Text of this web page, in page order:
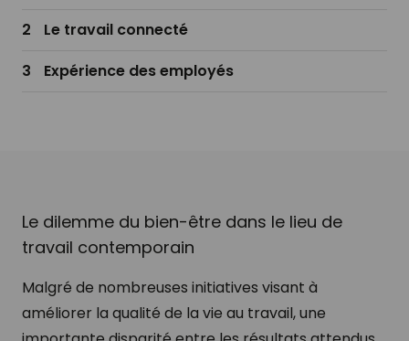
Le travail connecté
Expérience des employés
Le dilemme du bien-être dans le lieu de
travail contemporain
Malgré de nombreuses initiatives visant à
améliorer la qualité de la vie au travail, une